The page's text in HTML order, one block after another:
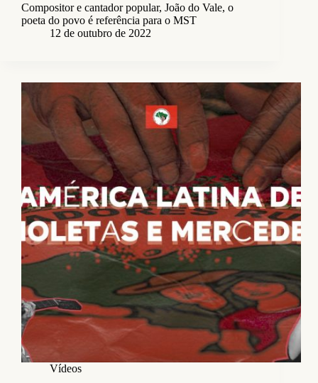
Compositor e cantador popular, João do Vale, o
poeta do povo é referência para o MST
12 de outubro de 2022
Vídeos